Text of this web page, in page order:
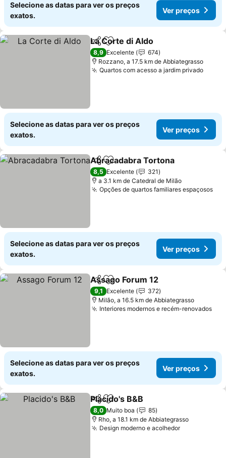
Selecione as datas para ver os preços
exatos.
Ver preços
PartilharAdicionar aos favoritos
La Corte di Aldo
8,9 Excelente
674
Rozzano, a 17.5 km de Abbiategrasso
Quartos com acesso a jardim privadoVer
Selecione as datas para ver os preços
exatos.
Ver preços
PartilharAdicionar aos favoritos
Abracadabra Tortona
8,5 Excelente
321
a 3.1 km de Catedral de Milão
Opções de quartos familiares espaçosos
Selecione as datas para ver os preços
exatos.
Ver preços
PartilharAdicionar aos favoritos
Assago Forum 12
9,1 Excelente
372
Milão, a 16.5 km de Abbiategrasso
Interiores modernos e recém-renovados
Selecione as datas para ver os preços
exatos.
Ver preços
PartilharAdicionar aos favoritos
Placido's B&B
8,0 Muito boa
85
Rho, a 18.1 km de Abbiategrasso
Design moderno e acolhedorVer preços